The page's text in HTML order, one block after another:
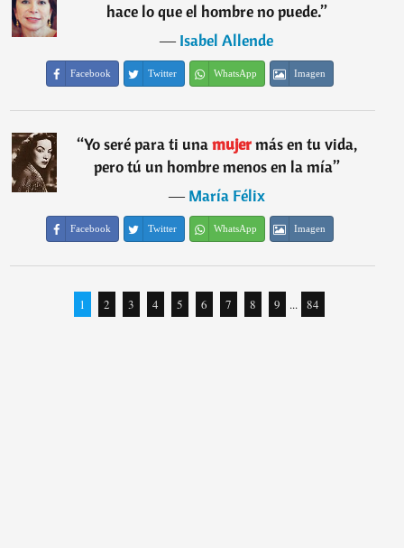
hace lo que el hombre no puede.”
―Isabel Allende
Facebook Twitter WhatsApp Imagen
“Yo seré para ti unamujermás en tu vida,
pero tú un hombre menos en la mía”
―María Félix
Facebook Twitter WhatsApp Imagen
1 2 3 4 5 6 7 8 9 ... 84